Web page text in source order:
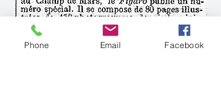
Phone Email Facebook